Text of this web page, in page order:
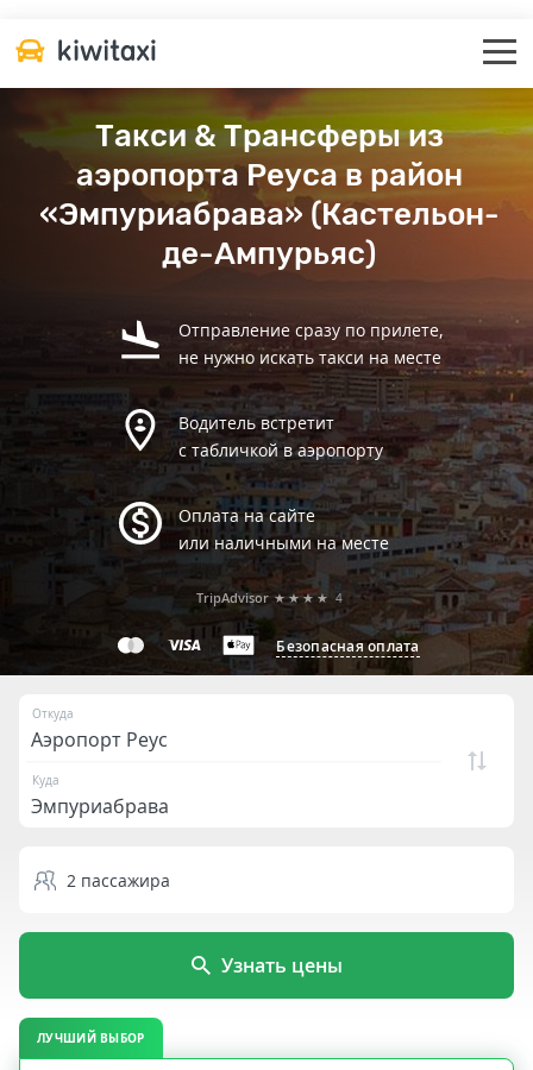
Такси & Трансферы из
аэропорта Реуса в район
«Эмпуриабрава» (Кастельон-
де-Ампурьяс)
Отправление сразу по прилете,
не нужно искать такси на месте
Водитель встретит
с табличкой в аэропорту
Оплата на сайте
или наличными на месте
Безопасная оплата
TripAdvisor ★★★★ 4
Откуда
Куда
2 пассажира
Узнать цены
ЛУЧШИЙ ВЫБОР